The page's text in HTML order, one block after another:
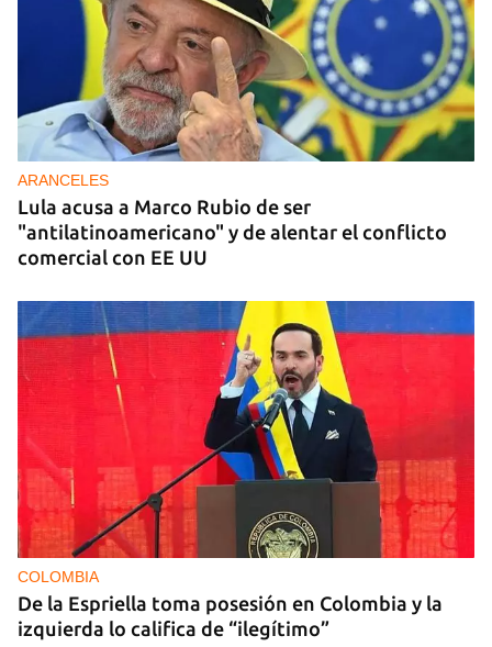
ARANCELES
Lula acusa a Marco Rubio de ser
"antilatinoamericano" y de alentar el conflicto
comercial con EE UU
COLOMBIA
De la Espriella toma posesión en Colombia y la
izquierda lo califica de “ilegítimo”